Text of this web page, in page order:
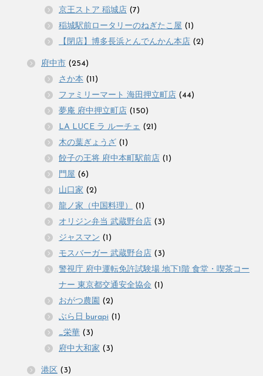
京王ストア 稲城店 (7)
稲城駅前ロータリーのねぎたこ屋 (1)
【閉店】博多長浜とんでんかん本店 (2)
府中市 (254)
さか本 (11)
ファミリーマート 海田押立町店 (44)
夢庵 府中押立町店 (150)
LA LUCE ラ ルーチェ (21)
木の葉ぎょうざ (1)
餃子の王将 府中本町駅前店 (1)
門屋 (6)
山口家 (2)
龍ノ家（中国料理）
(1)
オリジン弁当 武蔵野台店 (3)
ジャスマン (1)
モスバーガー 武蔵野台店 (3)
警視庁 府中運転免許試験場 地下1階 食堂・喫茶コー
ナー 東京都交通安全協会 (1)
おがつ農園 (2)
ぶら日 burapi (1)
_栄華 (3)
府中大和家 (3)
港区 (3)